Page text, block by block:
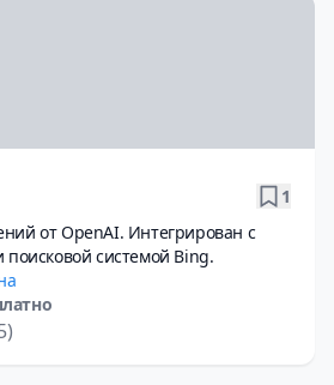
1
от OpenAI. Интегрирован с
поисковой системой Bing.